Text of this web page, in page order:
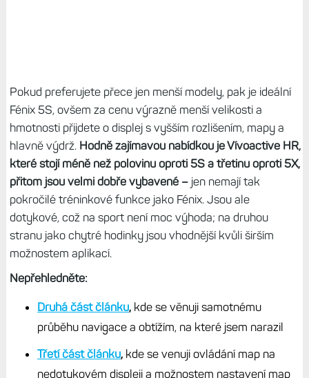
Pokud preferujete přece jen menší modely, pak je ideální
Fénix 5S, ovšem za cenu výrazně menší velikosti a
hmotnosti přijdete o displej s vyšším rozlišením, mapy a
hlavně výdrž. Hodně zajímavou nabídkou je Vívoactive HR,
které stojí méně než polovinu oproti 5S a třetinu oproti 5X,
přitom jsou velmi dobře vybavené –jen nemají tak
pokročilé tréninkové funkce jako Fénix. Jsou ale
dotykové, což na sport není moc výhoda; na druhou
stranu jako chytré hodinky jsou vhodnější kvůli širším
možnostem aplikací.
Nepřehledněte:
Druhá část článku, kde se věnuji samotnému
průběhu navigace a obtížím, na které jsem narazil
Třetí část článku, kde se venuji ovládání map na
nedotykovém displeji a možnostem nastavení map